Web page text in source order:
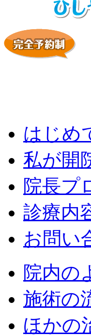
はじめ
私が開
院長プ
診療内
お問い
院内の
施術の
ほかの